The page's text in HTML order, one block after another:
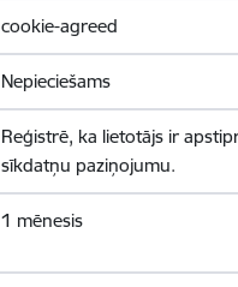
cookie-agreed
Nepieciešams
Reģistrē, ka lietotājs ir
sīkdatņu paziņojumu.
1 mēnesis